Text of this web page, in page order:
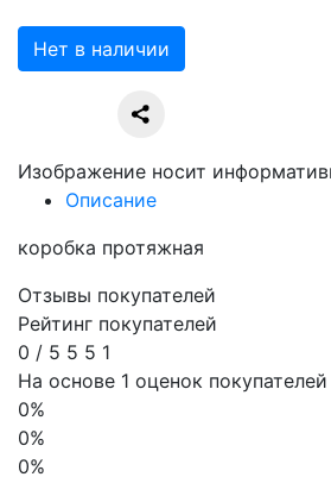
Нет в наличии
Изображение носит
Описание
коробка протяжная
Отзывы покупателей
Рейтинг покупателей
0 / 5 5 5 1
На основе 1 оценок покупателей
0%
0%
0%